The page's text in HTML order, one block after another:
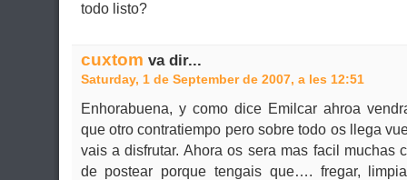
todo listo?
cuxtom va dir...
Saturday, 1 de September de 2007, a les 12:51
Enhorabuena, y como dice Emilcar ahroa
que otro contratiempo pero sobre todo os llega
vais a disfrutar. Ahora os sera mas facil muchas
de postear porque tengais que…. fregar,